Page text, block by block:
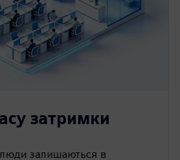
затримки
залишаються в